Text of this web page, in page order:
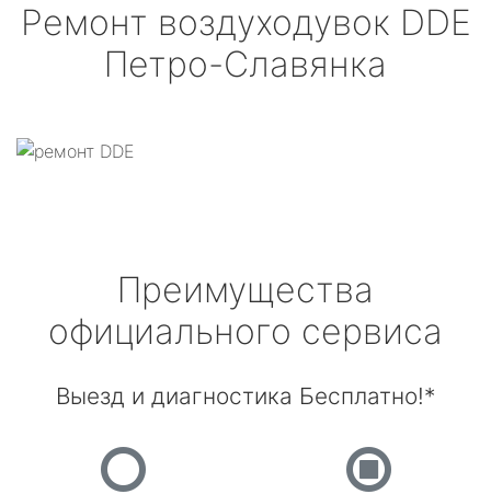
Ремонт воздуходувок DDE
Петро-Славянка
Преимущества
официального сервиса
Выезд и диагностика Бесплатно!*